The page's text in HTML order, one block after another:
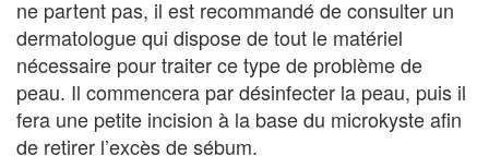
ne partent pas, il est recommandé de consulter un
dermatologue qui dispose de tout le matériel
nécessaire pour traiter ce type de problème de
peau. Il commencera par désinfecter la peau, puis il
fera une petite incision à la base du microkyste afin
de retirer l’excès de sébum.